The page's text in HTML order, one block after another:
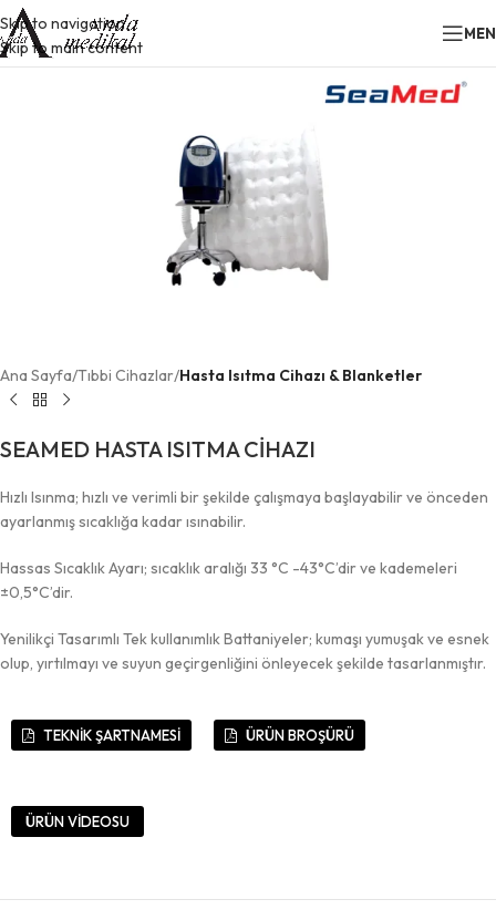
Skip to navigation
Skip to main content
Ana Sayfa Tıbbi Cihazlar Hasta Isıtma Cihazı & Blanketler
SEAMED HASTA ISITMA CİHAZI
Hızlı Isınma; hızlı ve verimli bir şekilde çalışmaya başlayabilir ve önceden
ayarlanmış sıcaklığa kadar ısınabilir.
Hassas Sıcaklık Ayarı; sıcaklık aralığı 33 °C -43°C’dir ve kademeleri
±0,5°C’dir.
Yenilikçi Tasarımlı Tek kullanımlık Battaniyeler; kumaşı yumuşak ve esnek
olup, yırtılmayı ve suyun geçirgenliğini önleyecek şekilde tasarlanmıştır.
TEKNİK ŞARTNAMESİ ÜRÜN BROŞÜRÜ
ÜRÜN VİDEOSU